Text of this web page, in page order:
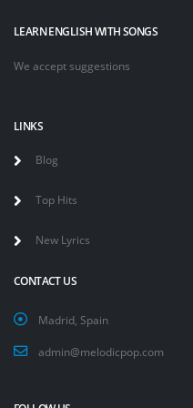
LEARN ENGLISH WITH SONGS
We accept suggestions
LINKS
Blog
Top Hits
New Lyrics
CONTACT US
Madrid, Spain
admin@melodicpop.com